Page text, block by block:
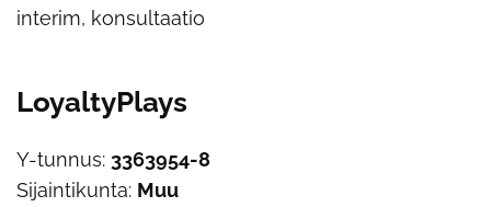
interim, konsultaatio
LoyaltyPlays
Y-tunnus: 3363954-8
Sijaintikunta: Muu